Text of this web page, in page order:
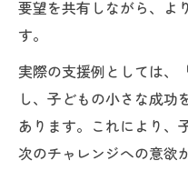
要望を共有しながら、よ
す。
実際の支援例としては、
し、子どもの小さな成功
あります。これにより、
次のチャレンジへの意欲